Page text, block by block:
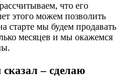
что его
этого можем позволить
старте мы будем продавать
месяцев и мы окажемся
– сделаю